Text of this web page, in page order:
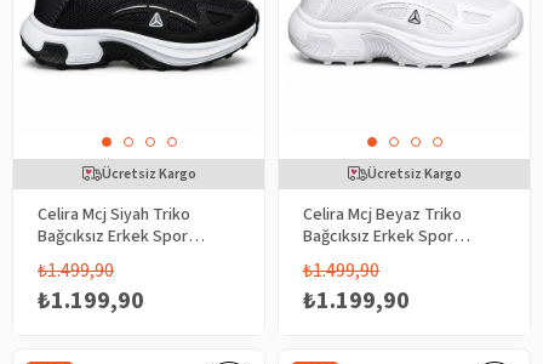
Celira Mcj Siyah Triko
Bağcıksız Erkek Spor
Ayakkabı
₺1.199,90
₺1.499,90
Ücretsiz Kargo
Celira Mcj Beyaz Triko
Bağcıksız Erkek Spor
Ayakkabı
₺1.199,90
₺1.499,90
Ücretsiz Kargo